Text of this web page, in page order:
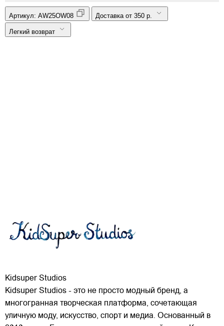
Артикул: AW25OW08 Доставка от 350 р.
Легкий возврат
Kidsuper Studios
Kidsuper Studios - это не просто модный бренд, а
многогранная творческая платформа, сочетающая
уличную моду, искусство, спорт и медиа. Основанный в